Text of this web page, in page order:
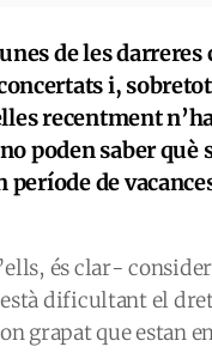
de les darreres
i,
recentment
poden saber què
de
és clar-
dificultant el
grapat que estan